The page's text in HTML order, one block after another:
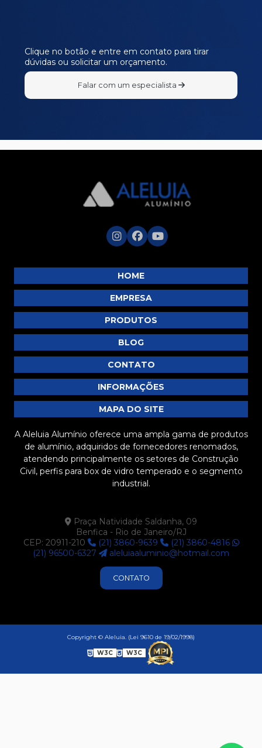
MP370
MP371
MP373
MP378
MP395
MP396
MP397
MP404
MP409
MP415
Clique no botão e entre em contato para tirar
dúvidas ou solicitar um orçamento.
Falar com um especialista
HOME
EMPRESA
PRODUTOS
BLOG
CONTATO
INFORMAÇÕES
MAPA DO SITE
A Aleluia Alumínio oferece uma ampla gama de produtos
de alumínio, adquiridos de fornecedores renomados,
atendendo principalmente os setores de Construção
Civil, perfis para box de vidro temperado e o segmento
industrial.
Praça Natividade Saldanha, 09
Benfica - Rio de Janeiro/RJ
CEP: 20911-210
(21) 3860-9639
(21) 3860-4816
(21) 96500-6327
aleluiaaluminio@hotmail.com
CONTATO
Copyright © Aleluia. (Lei 9610 de 19/02/1998)
W3C W3C